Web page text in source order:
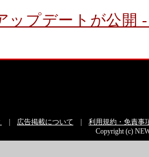
ップデートが公開
広告掲載について
利用規約・免責事
Copyright (c)